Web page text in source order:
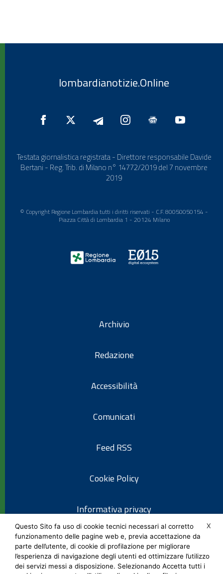
lombardianotizie.Online
Testata giornalistica registrata - Direttore responsabile Davide
Bertani - Reg. Trib. di Milano n° 14772/2019 del 7 novembre
2019
© Copyright Regione Lombardia tutti i diritti riservati - C.F. 80050050154 -
Piazza Città di Lombardia 1 - 20124 Milano
Archivio
Redazione
Accessibilità
Comunicati
Feed RSS
Cookie Policy
Informativa privacy
Note legali
Social Media Policy
X
Questo Sito fa uso di cookie tecnici necessari al corretto
funzionamento delle pagine web e, previa accettazione da
parte dell’utente, di cookie di profilazione per migliorare
l’esperienza di navigazione degli utenti ed ottimizzare l’utilizzo
dei servizi messi a disposizione. Selezionando Accetta tutti i